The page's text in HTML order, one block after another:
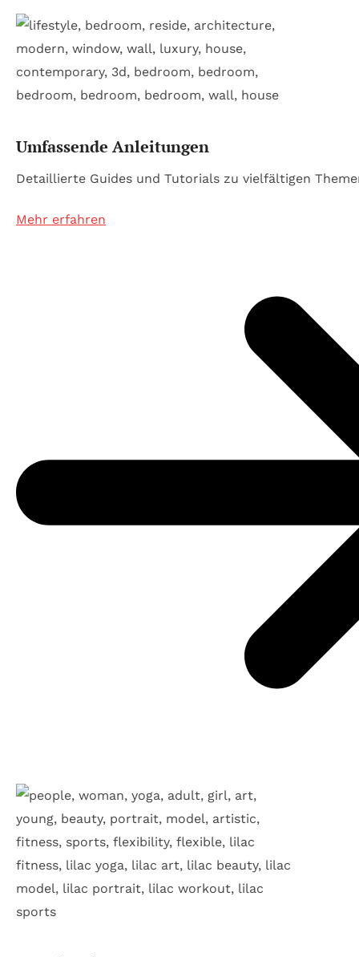
Umfassende Anleitungen
Detaillierte Guides und Tutorials zu vielfältigen
Mehr erfahren